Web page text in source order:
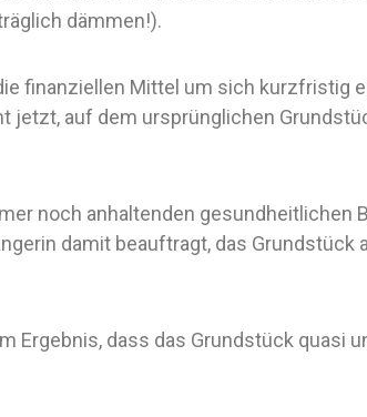
dämmen!).
finanziellen Mittel um sich kurzfristig
jetzt, auf dem ursprünglichen
noch anhaltenden gesundheitlichen
damit beauftragt, das Grundstück
Ergebnis, dass das Grundstück quasi